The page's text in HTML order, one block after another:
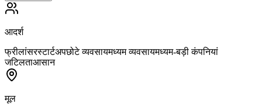
आदर्श
फ्रीलांसरस्टार्टअपछोटे व्यवसायमध्यम व्यवसायमध्यम-बड़ी कंपनियां
जटिलताआसान
मूल